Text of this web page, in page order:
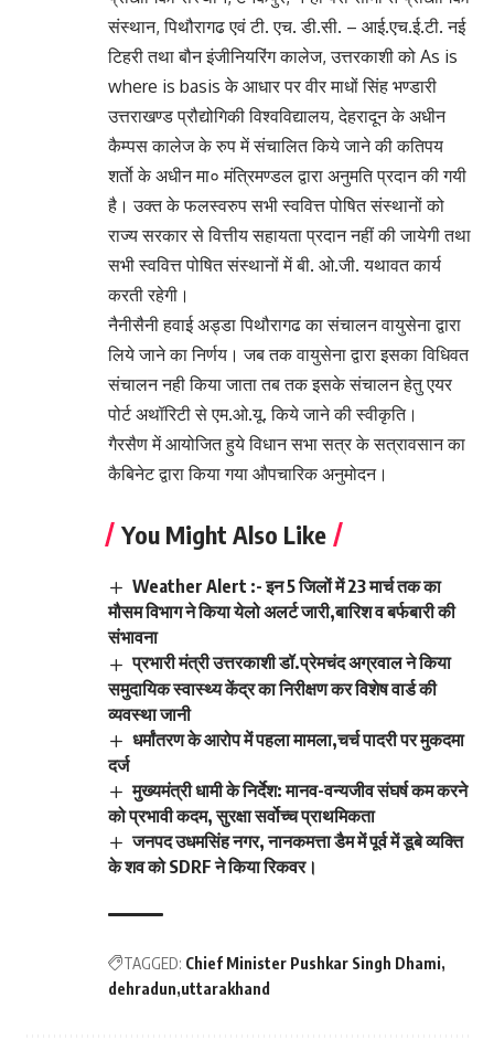
संस्थान, पिथौरागढ एवं टी. एच. डी.सी. – आई.एच.ई.टी. नई
टिहरी तथा बौन इंजीनियरिंग कालेज, उत्तरकाशी को As is
where is basis के आधार पर वीर माधों सिंह भण्डारी
उत्तराखण्ड प्रौद्योगिकी विश्वविद्यालय, देहरादून के अधीन
कैम्पस कालेज के रुप में संचालित किये जाने की कतिपय
शर्ताे के अधीन मा० मंत्रिमण्डल द्वारा अनुमति प्रदान की गयी
है। उक्त के फलस्वरुप सभी स्ववित्त पोषित संस्थानों को
राज्य सरकार से वित्तीय सहायता प्रदान नहीं की जायेगी तथा
सभी स्ववित्त पोषित संस्थानों में बी. ओ.जी. यथावत कार्य
करती रहेगी।
नैनीसैनी हवाई अड्डा पिथौरागढ का संचालन वायुसेना द्वारा
लिये जाने का निर्णय। जब तक वायुसेना द्वारा इसका विधिवत
संचालन नही किया जाता तब तक इसके संचालन हेतु एयर
पोर्ट अथॉरिटी से एम.ओ.यू. किये जाने की स्वीकृति।
गैरसैण में आयोजित हुये विधान सभा सत्र के सत्रावसान का
कैबिनेट द्वारा किया गया औपचारिक अनुमोदन।
You Might Also Like
Weather Alert :- इन 5 जिलों में 23 मार्च तक का
मौसम विभाग ने किया येलो अलर्ट जारी,बारिश व बर्फबारी की
संभावना
प्रभारी मंत्री उत्तरकाशी डॉ.प्रेमचंद अग्रवाल ने किया
समुदायिक स्वास्थ्य केंद्र का निरीक्षण कर विशेष वार्ड की
व्यवस्था जानी
धर्मांतरण के आरोप में पहला मामला,चर्च पादरी पर मुकदमा
दर्ज
मुख्यमंत्री धामी के निर्देश: मानव-वन्यजीव संघर्ष कम करने
को प्रभावी कदम, सुरक्षा सर्वोच्च प्राथमिकता
जनपद उधमसिंह नगर, नानकमत्ता डैम में पूर्व में डूबे व्यक्ति
के शव को SDRF ने किया रिकवर।
TAGGED: Chief Minister Pushkar Singh Dhami
dehradun uttarakhand